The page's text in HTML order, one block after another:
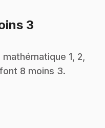
3
1, 2,
8 moins 3.